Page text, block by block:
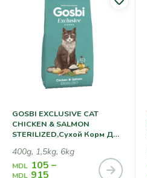
GOSBI EXCLUSIVE CAT
CHICKEN & SALMON
STERILIZED,сухой Корм Для
400g, 1,5kg, 6kg
MDL 105 –
MDL 915